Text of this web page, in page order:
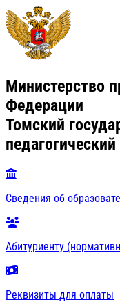
Министерство
Федерации
Томский
Сведения об
Абитуриенту
Реквизиты для оплаты